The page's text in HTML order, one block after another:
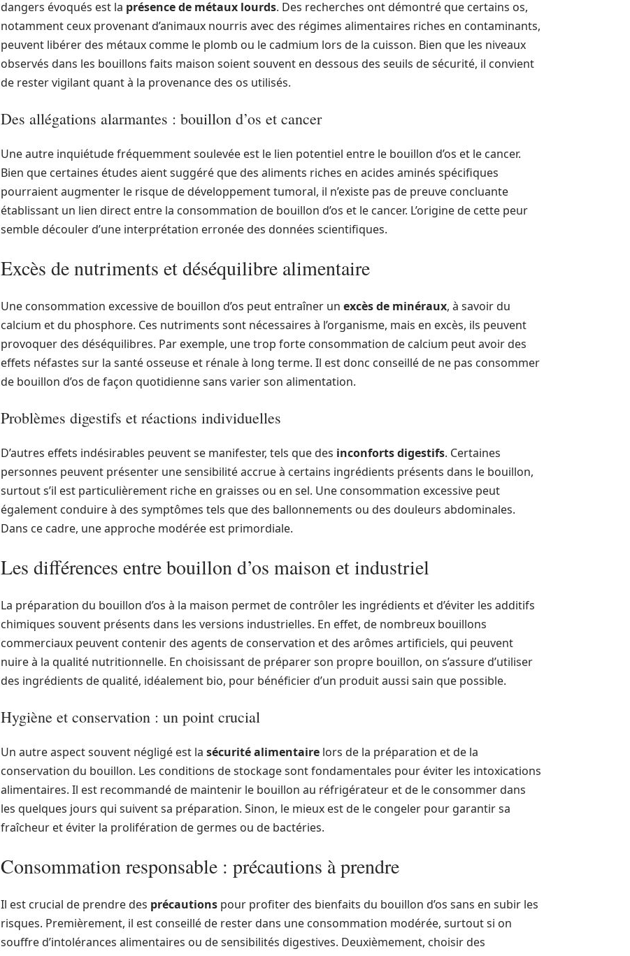
dangers évoqués est la présence de métaux lourds. Des recherches ont démontré que certains os,
notamment ceux provenant d’animaux nourris avec des régimes alimentaires riches en contaminants,
peuvent libérer des métaux comme le plomb ou le cadmium lors de la cuisson. Bien que les niveaux
observés dans les bouillons faits maison soient souvent en dessous des seuils de sécurité, il convient
de rester vigilant quant à la provenance des os utilisés.
Des allégations alarmantes : bouillon d’os et cancer
Une autre inquiétude fréquemment soulevée est le lien potentiel entre le bouillon d’os et le cancer.
Bien que certaines études aient suggéré que des aliments riches en acides aminés spécifiques
pourraient augmenter le risque de développement tumoral, il n’existe pas de preuve concluante
établissant un lien direct entre la consommation de bouillon d’os et le cancer. L’origine de cette peur
semble découler d’une interprétation erronée des données scientifiques.
Excès de nutriments et déséquilibre alimentaire
Une consommation excessive de bouillon d’os peut entraîner un excès de minéraux, à savoir du
calcium et du phosphore. Ces nutriments sont nécessaires à l’organisme, mais en excès, ils peuvent
provoquer des déséquilibres. Par exemple, une trop forte consommation de calcium peut avoir des
effets néfastes sur la santé osseuse et rénale à long terme. Il est donc conseillé de ne pas consommer
de bouillon d’os de façon quotidienne sans varier son alimentation.
Problèmes digestifs et réactions individuelles
D’autres effets indésirables peuvent se manifester, tels que des inconforts digestifs. Certaines
personnes peuvent présenter une sensibilité accrue à certains ingrédients présents dans le bouillon,
surtout s’il est particulièrement riche en graisses ou en sel. Une consommation excessive peut
également conduire à des symptômes tels que des ballonnements ou des douleurs abdominales.
Dans ce cadre, une approche modérée est primordiale.
Les différences entre bouillon d’os maison et industriel
La préparation du bouillon d’os à la maison permet de contrôler les ingrédients et d’éviter les additifs
chimiques souvent présents dans les versions industrielles. En effet, de nombreux bouillons
commerciaux peuvent contenir des agents de conservation et des arômes artificiels, qui peuvent
nuire à la qualité nutritionnelle. En choisissant de préparer son propre bouillon, on s’assure d’utiliser
des ingrédients de qualité, idéalement bio, pour bénéficier d’un produit aussi sain que possible.
Hygiène et conservation : un point crucial
Un autre aspect souvent négligé est la sécurité alimentaire lors de la préparation et de la
conservation du bouillon. Les conditions de stockage sont fondamentales pour éviter les intoxications
alimentaires. Il est recommandé de maintenir le bouillon au réfrigérateur et de le consommer dans
les quelques jours qui suivent sa préparation. Sinon, le mieux est de le congeler pour garantir sa
fraîcheur et éviter la prolifération de germes ou de bactéries.
Consommation responsable : précautions à prendre
Il est crucial de prendre des précautions pour profiter des bienfaits du bouillon d’os sans en subir les
risques. Premièrement, il est conseillé de rester dans une consommation modérée, surtout si on
souffre d’intolérances alimentaires ou de sensibilités digestives. Deuxièmement, choisir des